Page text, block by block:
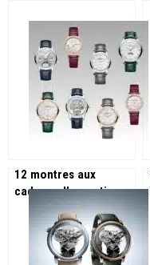
12 montres aux
cadrans d’exceptions
pour les 270 ans de
Vacheron Constantin !